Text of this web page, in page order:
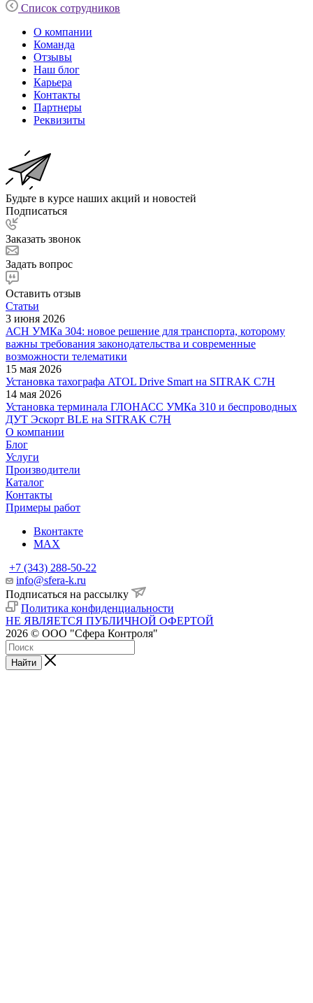
Список сотрудников
О компании
Команда
Отзывы
Наш блог
Карьера
Контакты
Партнеры
Реквизиты
Будьте в курсе наших акций и новостей
Подписаться
Заказать звонок
Задать вопрос
Оставить отзыв
Статьи
3 июня 2026
АСН УМКа 304: новое решение для транспорта, которому
важны требования законодательства и современные
возможности телематики
15 мая 2026
Установка тахографа ATOL Drive Smart на SITRAK C7H
14 мая 2026
Установка терминала ГЛОНАСС УМКа 310 и беспроводных
ДУТ Эскорт BLE на SITRAK C7H
О компании
Блог
Услуги
Производители
Каталог
Контакты
Примеры работ
Вконтакте
MAX
+7 (343) 288-50-22
info@sfera-k.ru
Подписаться на рассылку
Политика конфиденциальности
НЕ ЯВЛЯЕТСЯ ПУБЛИЧНОЙ ОФЕРТОЙ
2026 © ООО "Сфера Контроля"
Найти